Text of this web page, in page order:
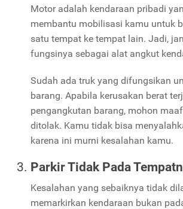
Motor adalah kendaraan pribadi
membantu mobilisasi kamu untuk
satu tempat ke tempat lain. Jadi,
fungsinya sebagai alat angkut
Sudah ada truk yang difungsikan
barang. Apabila kerusakan berat
pengangkutan barang, mohon
ditolak. Kamu tidak bisa
karena ini murni kesalahan kamu.
Parkir Tidak Pada
Kesalahan yang sebaiknya tidak
memarkirkan kendaraan bukan